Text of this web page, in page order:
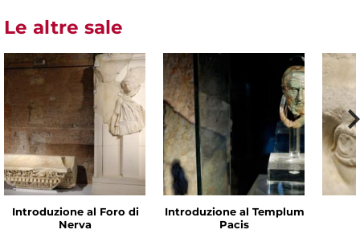
Le altre sale
Introduzione al Foro di
Nerva
Introduzione al Templum
Pacis